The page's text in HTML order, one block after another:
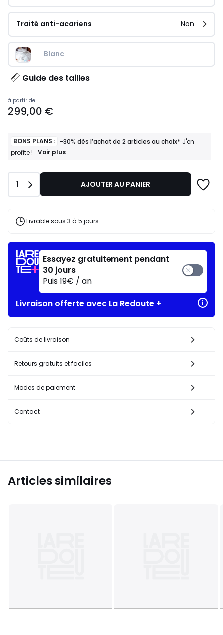
Traité anti-acariens Non
Blanc
Guide des tailles
Prix
à
299,00
€.
à partir de
299,00 €
BONS PLANS : -30% dès l’achat de 2 articles au choix* J'en
profite !
BONS
-30%
l’achat
articles
profite
!
Voir plus
Quantité
1 AJOUTER AU PANIER
Livrable sous 3 à 5 jours.
Essayez gratuitement pendant
30 jours
Puis 19€ / an
Livraison offerte avec La Redoute +
Coûts de livraison
Retours gratuits et faciles
Modes de paiement
Contact
Articles similaires